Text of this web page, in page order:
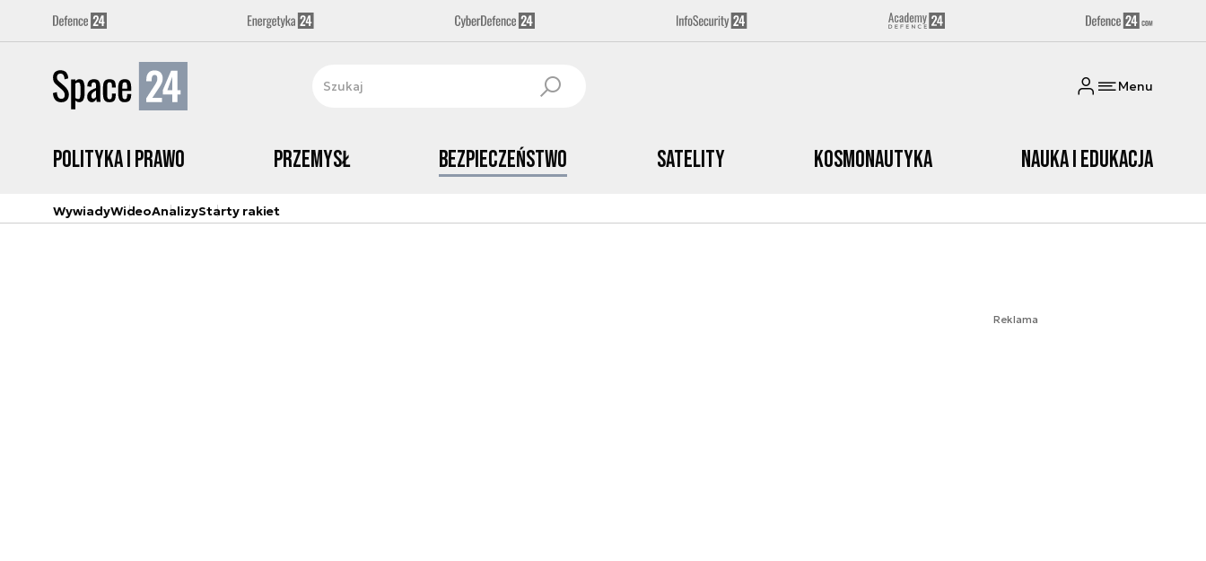
Menu
Polityka i prawo Przemysł Bezpieczeństwo Satelity Kosmonautyka Nauka i edukacja
WywiadyWideoAnalizyStarty rakiet
Reklama